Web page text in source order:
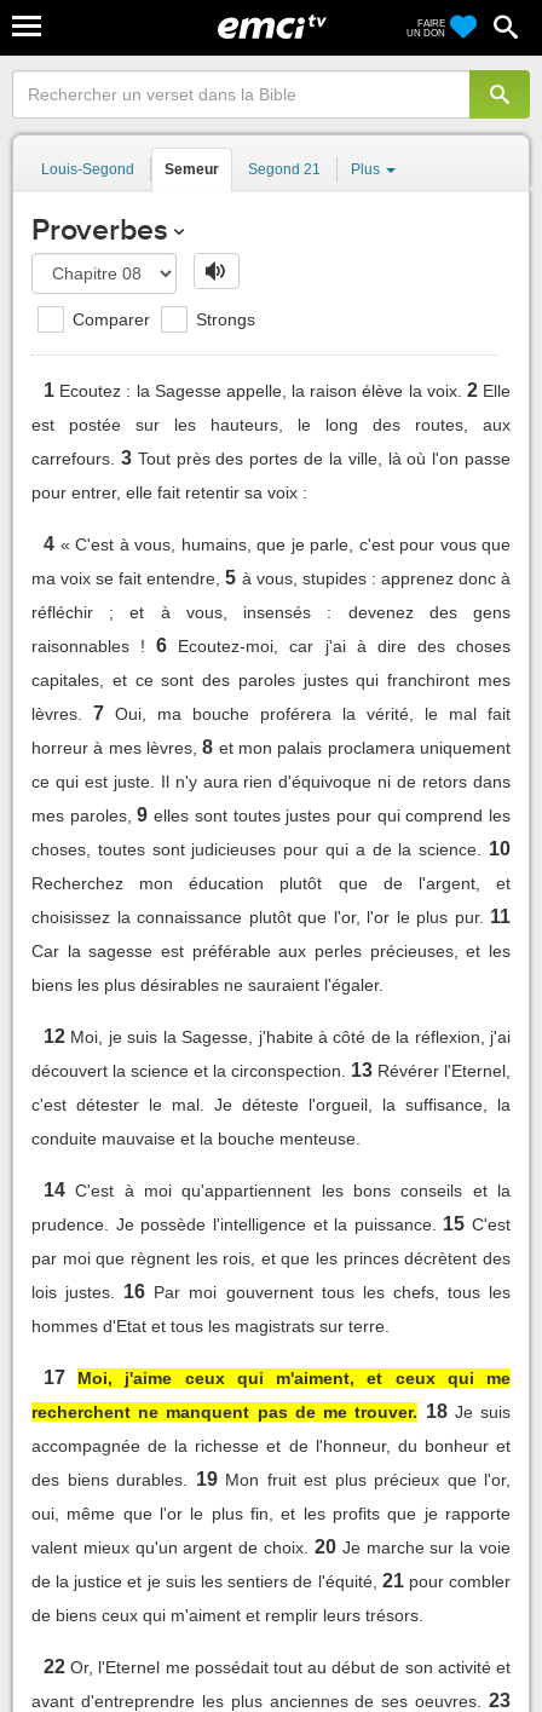
FAIRE
UN DON
Louis-Segond Semeur Segond 21 Plus
Proverbes
Comparer Strongs
1 Ecoutez : la Sagesse appelle, la raison élève la voix. 2 Elle
est postée sur les hauteurs, le long des routes, aux
carrefours. 3 Tout près des portes de la ville, là où l'on passe
pour entrer, elle fait retentir sa voix :
4 « C'est à vous, humains, que je parle, c'est pour vous que
ma voix se fait entendre, 5 à vous, stupides : apprenez donc à
réfléchir ; et à vous, insensés : devenez des gens
raisonnables !
6
Ecoutez-moi, car j'ai à dire des choses
capitales, et ce sont des paroles justes qui franchiront mes
lèvres.
7 Oui, ma bouche proférera la vérité, le mal fait
horreur à mes lèvres, 8 et mon palais proclamera uniquement
ce qui est juste. Il n'y aura rien d'équivoque ni de retors dans
mes paroles, 9 elles sont toutes justes pour qui comprend les
choses, toutes sont judicieuses pour qui a de la science.
10
Recherchez mon éducation plutôt que de l'argent, et
choisissez la connaissance plutôt que l'or, l'or le plus pur. 11
Car la sagesse est préférable aux perles précieuses, et les
biens les plus désirables ne sauraient l'égaler.
12 Moi, je suis la Sagesse, j'habite à côté de la réflexion, j'ai
découvert la science et la circonspection.
13 Révérer l'Eternel,
c'est détester le mal. Je déteste l'orgueil, la suffisance, la
conduite mauvaise et la bouche menteuse.
14 C'est à moi qu'appartiennent les bons conseils et la
prudence. Je possède l'intelligence et la puissance.
15 C'est
par moi que règnent les rois, et que les princes décrètent des
lois justes.
16 Par moi gouvernent tous les chefs, tous les
hommes d'Etat et tous les magistrats sur terre.
17
Moi, j'aime ceux qui m'aiment, et ceux qui me
recherchent ne manquent pas de me trouver. 18 Je suis
accompagnée de la richesse et de l'honneur, du bonheur et
des biens durables.
19 Mon fruit est plus précieux que l'or,
oui, même que l'or le plus fin, et les profits que je rapporte
valent mieux qu'un argent de choix. 20 Je marche sur la voie
de la justice et je suis les sentiers de l'équité, 21 pour combler
de biens ceux qui m'aiment et remplir leurs trésors.
22 Or, l'Eternel me possédait tout au début de son activité et
avant d'entreprendre les plus anciennes de ses oeuvres.
23